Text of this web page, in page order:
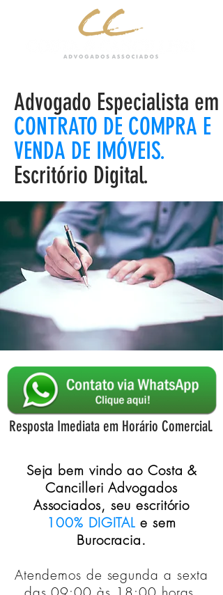
Advogado Especialista em
CONTRATO DE COMPRA E
VENDA DE IMÓVEIS.
Escritório Digital.
Seja bem vindo ao Costa &
Cancilleri Advogados
Associados, seu escritório
100% DIGITAL e sem
Burocracia.
Atendemos de segunda a sexta
Resposta Imediata em Horário Comercial.